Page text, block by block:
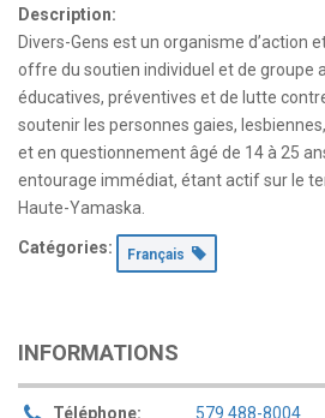
Description:
Divers-Gens est un organisme d’action
offre du soutien individuel et de groupe
éducatives, préventives et de lutte
soutenir les personnes gaies,
et en questionnement âgé de 14 à 25
entourage immédiat, étant actif sur le
Haute-Yamaska.
Catégories: Français
INFORMATIONS
Téléphone: 579 488-8004